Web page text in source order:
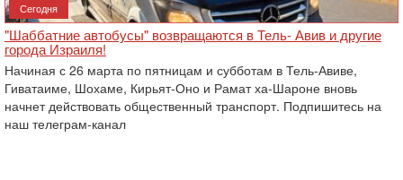
Сегодня
"Шаббатние автобусы" возвращаются в Тель- Авив и другие
города Израиля!
Начиная с 26 марта по пятницам и субботам в Тель-Авиве,
Гиватаиме, Шохаме, Кирьят-Оно и Рамат ха-Шароне вновь
начнет действовать общественный транспорт. Подпишитесь на
наш телеграм-канал